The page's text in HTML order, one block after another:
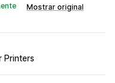
Mostrar original
Printers